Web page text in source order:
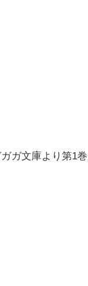
ガ文庫より第1巻